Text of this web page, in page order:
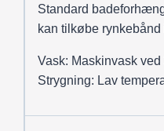
Standard
kan tilkøbe rynkebånd
Vask: Maskinvask ved
Strygning: Lav